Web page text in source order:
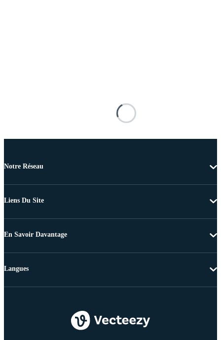
Notre Réseau
Liens Du Site
En Savoir Davantage
Langues